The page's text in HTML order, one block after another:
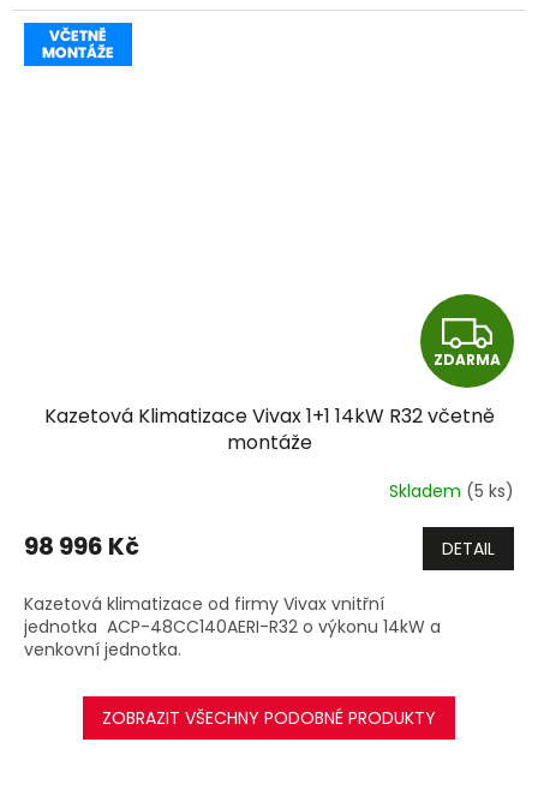
Z
D
A
R
M
A
ZDARMA
Kazetová Klimatizace Vivax 1+1 14kW R32 včetně
montáže
Skladem (5 ks)
98 996 Kč DETAIL
Kazetová klimatizace od firmy Vivax vnitřní
jednotka ACP-48CC140AERI-R32 o výkonu 14kW a
venkovní jednotka.
ZOBRAZIT VŠECHNY PODOBNÉ PRODUKTY